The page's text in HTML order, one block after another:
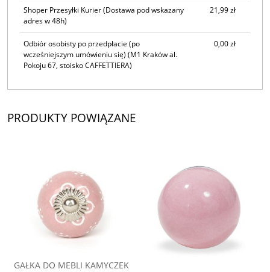
Shoper Przesyłki Kurier(Dostawa pod wskazany
adres w 48h)
21,99 zł
Odbiór osobisty po przedpłacie (po
wcześniejszym umówieniu się) (M1 Kraków al.
Pokoju 67, stoisko CAFFETTIERA)
0,00 zł
PRODUKTY POWIĄZANE
GAŁKA DO MEBLI KAMYCZEK